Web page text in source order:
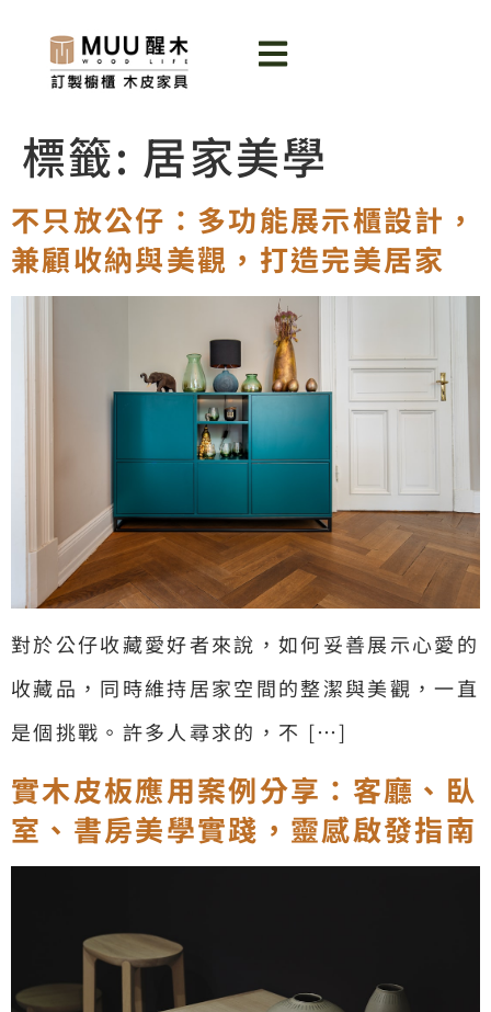
標籤: 居家美學
不只放公仔：多功能展示櫃設計，
兼顧收納與美觀，打造完美居家
對於公仔收藏愛好者來說，如何妥善展示心愛的
收藏品，同時維持居家空間的整潔與美觀，一直
是個挑戰。許多人尋求的，不 […]
實木皮板應用案例分享：客廳、臥
室、書房美學實踐，靈感啟發指南